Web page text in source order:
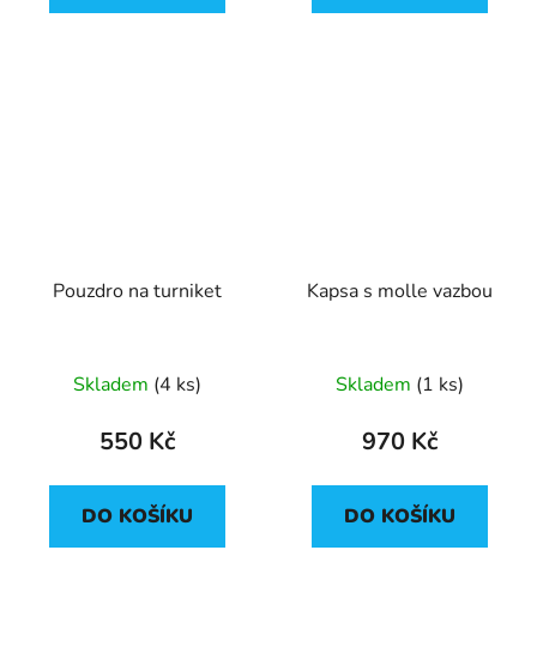
Pouzdro na turniket
hodnocení
produktu
5,0
z
Skladem (4 ks)
550 Kč
DO KOŠÍKU
Kapsa s molle vazbou
hodnocení
produktu
5,0
z
Skladem (1 ks)
970 Kč
DO KOŠÍKU